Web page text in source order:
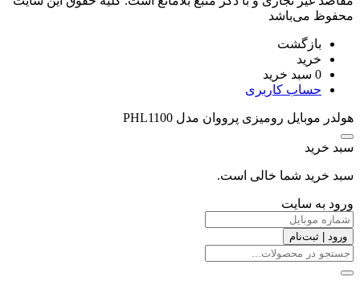
محفوظ می‌باشد
بازگشت
خرید
0 سبد خرید
حساب کاربری
هولدر موبایل رومیزی پرووان مدل PHL1100
سبد خرید
سبد خرید شما خالی است.
ورود به سایت
ورود | ثبت‌نام